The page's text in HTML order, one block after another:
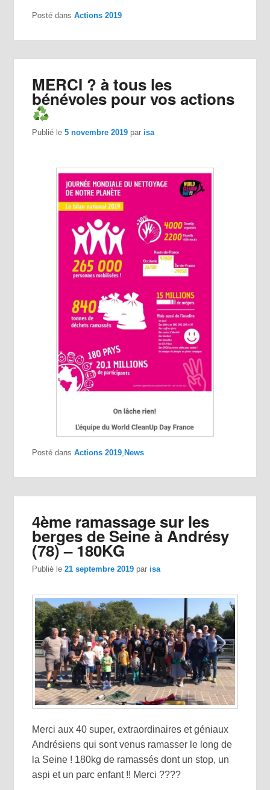
Posté dans Actions 2019
MERCI ? à tous les
bénévoles pour vos actions
Publié le5 novembre 2019 par isa
Posté dans Actions 2019, News
4ème ramassage sur les
berges de Seine à Andrésy
(78) – 180KG
Publié le21 septembre 2019 par isa
Merci aux 40 super, extraordinaires et géniaux
Andrésiens qui sont venus ramasser le long de
la Seine ! 180kg de ramassés dont un stop, un
aspi et un parc enfant !! Merci ????